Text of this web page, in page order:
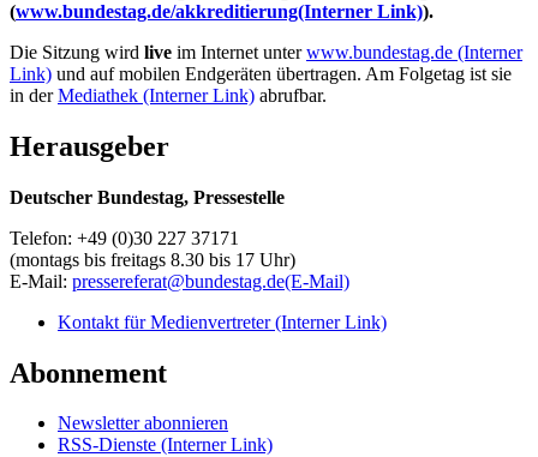
(www.bundestag.de/akkreditierung(Interner Link)).
Die Sitzung wird live im Internet unterwww.bundestag.de (Interner
Link) und auf mobilen Endgeräten übertragen. Am Folgetag ist sie
in derMediathek (Interner Link) abrufbar.
Herausgeber
Deutscher Bundestag, Pressestelle
Telefon: +49 (0)30 227 37171
(montags bis freitags 8.30 bis 17 Uhr)
E-Mail: pressereferat@bundestag.de(E-Mail)
Kontakt für Medienvertreter(Interner Link)
Abonnement
Newsletter abonnieren
RSS-Dienste (Interner Link)